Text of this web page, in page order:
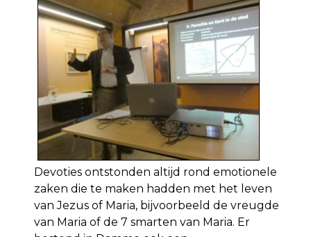
Devoties ontstonden altijd rond emotionele
zaken die te maken hadden met het leven
van Jezus of Maria, bijvoorbeeld de vreugde
van Maria of de 7 smarten van Maria. Er